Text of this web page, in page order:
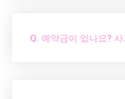
Q. 예약금이 있나요?